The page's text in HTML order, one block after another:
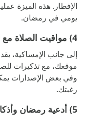
الإفطار. هذه الميزة
يومي في رمضان.
4) مواقيت الصلاة مع تنبيهات مخصصة
إلى جانب الإمساكية،
موقعك، مع تذكيرات
وفي بعض الإصدارات
رغبتك.
5) أدعية رمضان وأذكار مختارة